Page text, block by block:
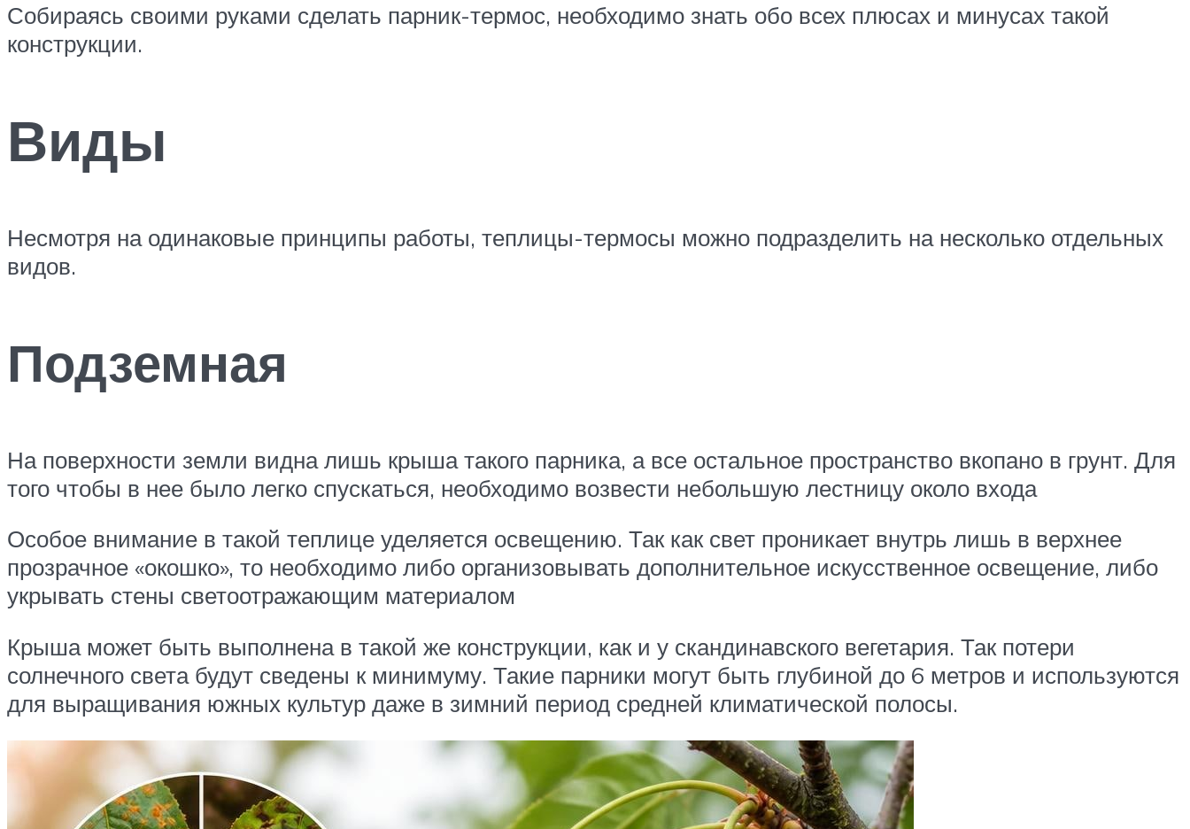
Собираясь своими руками сделать парник-термос, необходимо знать обо всех плюсах и минусах такой
конструкции.
Виды
Несмотря на одинаковые принципы работы, теплицы-термосы можно подразделить на несколько отдельных
видов.
Подземная
На поверхности земли видна лишь крыша такого парника, а все остальное пространство вкопано в грунт. Для
того чтобы в нее было легко спускаться, необходимо возвести небольшую лестницу около входа
Особое внимание в такой теплице уделяется освещению. Так как свет проникает внутрь лишь в верхнее
прозрачное «окошко», то необходимо либо организовывать дополнительное искусственное освещение, либо
укрывать стены светоотражающим материалом
Крыша может быть выполнена в такой же конструкции, как и у скандинавского вегетария. Так потери
солнечного света будут сведены к минимуму. Такие парники могут быть глубиной до 6 метров и используются
для выращивания южных культур даже в зимний период средней климатической полосы.